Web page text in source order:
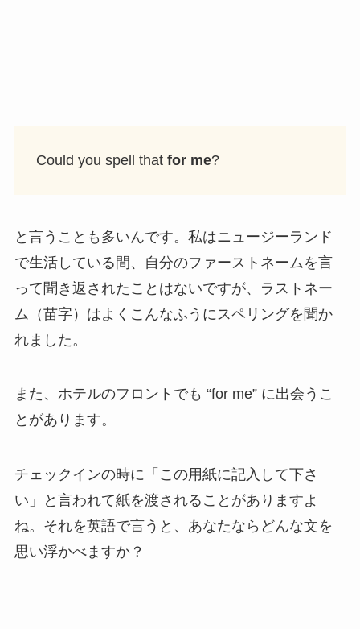
Could you spell that for me?
と言うことも多いんです。私はニュージーランド
で生活している間、自分のファーストネームを言
って聞き返されたことはないですが、ラストネー
ム（苗字）はよくこんなふうにスペリングを聞か
れました。
また、ホテルのフロントでも “for me” に出会うこ
とがあります。
チェックインの時に「この用紙に記入して下さ
い」と言われて紙を渡されることがありますよ
ね。それを英語で言うと、あなたならどんな文を
思い浮かべますか？